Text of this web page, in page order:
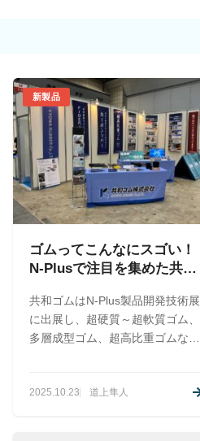
新製品
ゴムってこんなにスゴい！
N-Plusで注目を集めた共和
共和ゴムはN-Plus製品開発技術展
に出展し、超硬質～超軟質ゴム、
多層成型ゴム、超高比重ゴムなど
維×ゴムの新素材も発表し、多く
2025.10.23 道上隼人